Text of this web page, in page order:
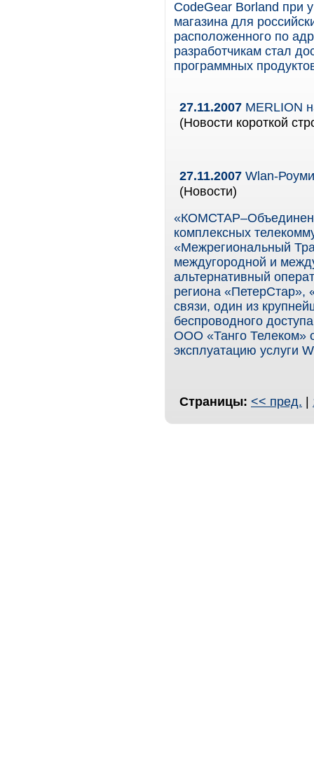
CodeGear Borland при
магазина для
расположенного по
разработчикам стал
программных
27.11.2007 MERLION
(Новости короткой
27.11.2007 Wlan-
(Новости)
комплексных
«Межрегиональный
междугородной и
альтернативный
региона
связи, один из
беспроводного
ООО «Танго Телеком»
эксплуатацию услуги
Страницы: << пред. |